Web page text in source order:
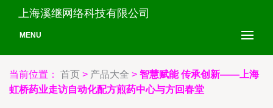
上海溪继网络科技有限公司
MENU
当前位置： 首页 > 产品大全 > 智慧赋能 传承创新——上海
虹桥药业走访自动化配方煎药中心与方回春堂